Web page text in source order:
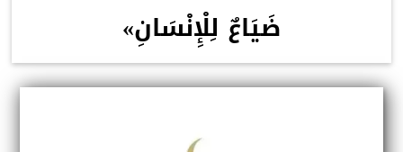
ضَيَاعٌ لِلْإِنْسَانِ»